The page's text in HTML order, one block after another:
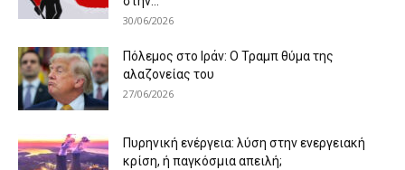
30/06/2026
Πόλεμος στο Ιράν: Ο Τραμπ θύμα της
αλαζονείας του
27/06/2026
Πυρηνική ενέργεια: λύση στην ενεργειακή
κρίση, ή παγκόσμια απειλή;